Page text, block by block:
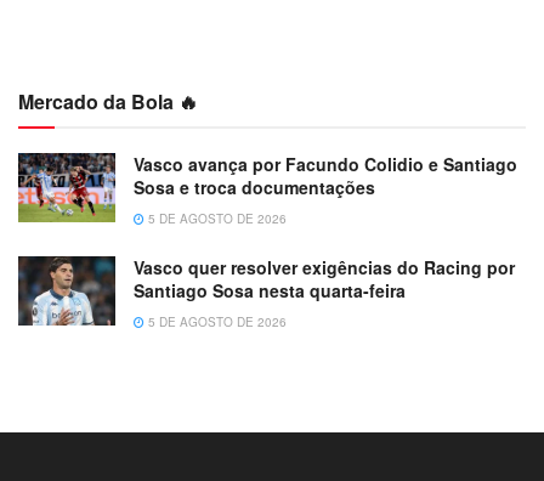
Mercado da Bola 🔥
Vasco avança por Facundo Colidio e Santiago
Sosa e troca documentações
5 DE AGOSTO DE 2026
Vasco quer resolver exigências do Racing por
Santiago Sosa nesta quarta-feira
5 DE AGOSTO DE 2026